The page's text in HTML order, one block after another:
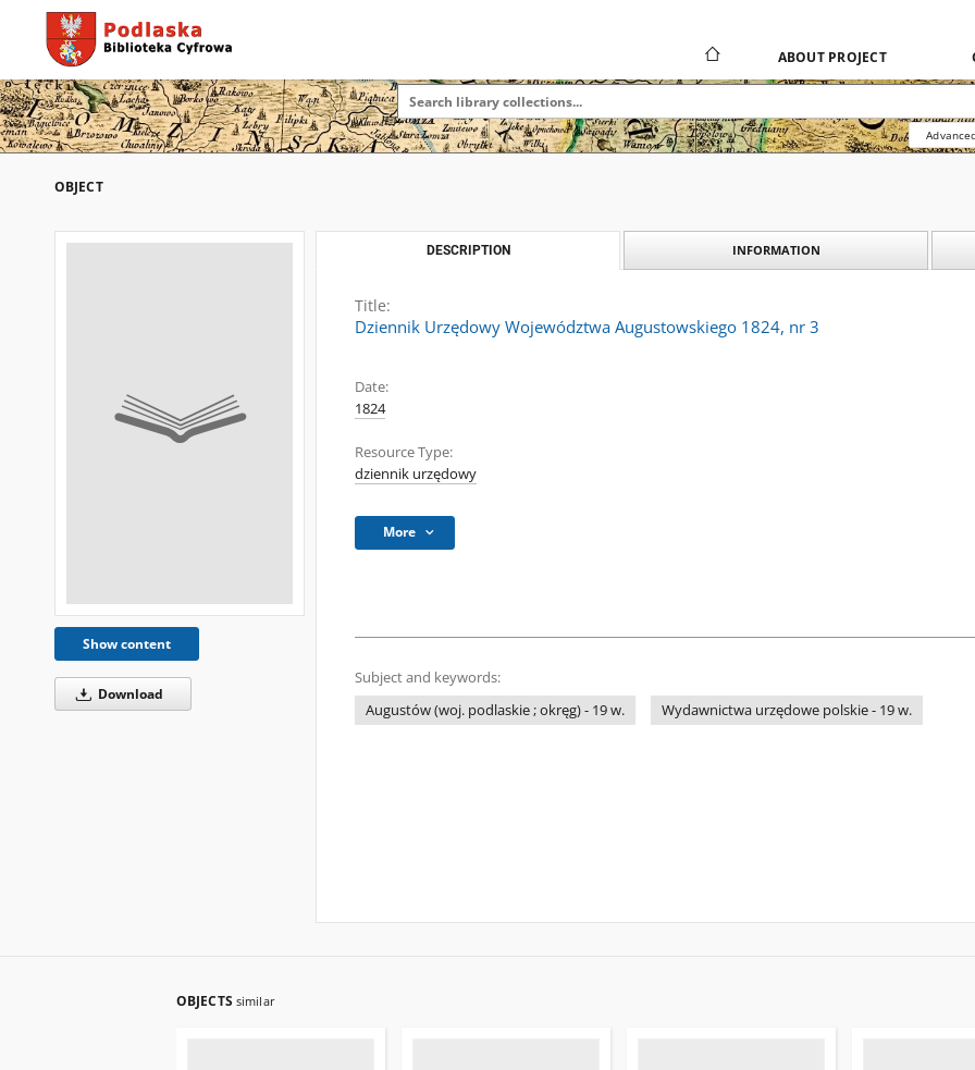
ABOUT PROJECT
OBJECT
Show content
Download
DESCRIPTION INFORMATION
Title:
Dziennik Urzędowy Województwa Augustowskiego 1824, nr 3
Date:
1824
Resource Type:
dziennik urzędowy
More
Subject and keywords:
Augustów (woj. podlaskie ; okręg) - 19 w.
Wydawnictwa urzędowe polskie - 19 w.
OBJECTS similar